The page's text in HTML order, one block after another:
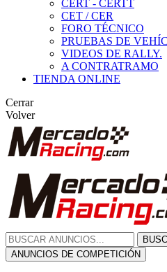
CERT - CERTT
CET / CER
FORO TÉCNICO
PRUEBAS DE
VIDEOS DE RALLY.
A CONTRATRAMO
TIENDA ONLINE
Cerrar
Volver
ANUNCIOS DE COMPETICIÓN